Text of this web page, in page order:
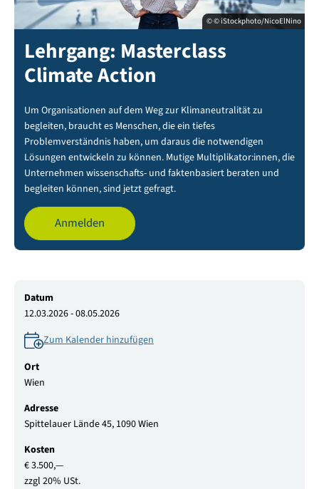
© © iStockphoto/NicoElNino
Lehrgang: Masterclass
Climate Action
Um Organisationen auf dem Weg zur Klimaneutralität zu
begleiten, braucht es Menschen, die ein tiefes
Problemverständnis haben, um daraus die notwendigen
Lösungen entwickeln zu können. Mutige Multiplikator:innen, die
Unternehmen wissenschafts- und faktenbasiert beraten und
begleiten können, sind jetzt gefragt.
Anmelden
Datum
12.03.2026 - 08.05.2026
Zum Kalender hinzufügen
Ort
Wien
Adresse
Spittelauer Lände 45, 1090 Wien
Kosten
€ 3.500,—
zzgl 20% USt.